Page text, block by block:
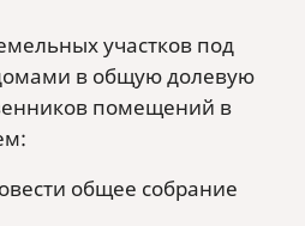
участков под
в общую долевую
помещений в
общее собрание